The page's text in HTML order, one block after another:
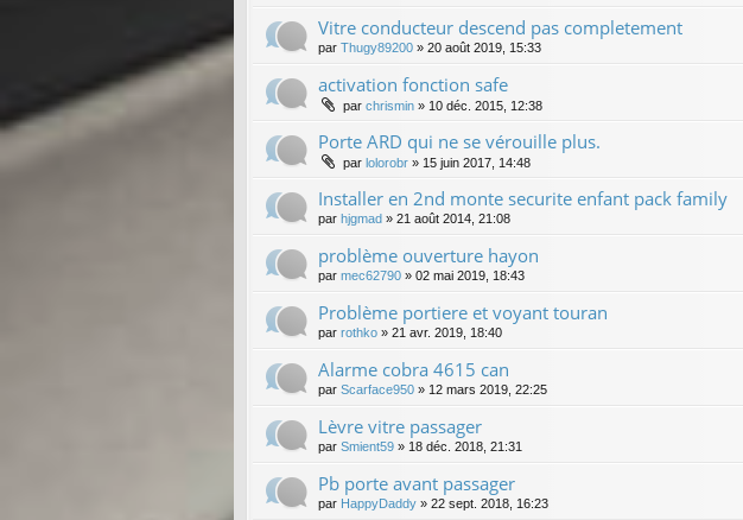
Vitre conducteur descend pas completement
par Thugy89200 » 20 août 2019, 15:33
activation fonction safe
par chrismin » 10 déc. 2015, 12:38
Porte ARD qui ne se vérouille plus.
par lolorobr » 15 juin 2017, 14:48
Installer en 2nd monte securite enfant pack family
par hjgmad » 21 août 2014, 21:08
problème ouverture hayon
par mec62790 » 02 mai 2019, 18:43
Problème portiere et voyant touran
par rothko » 21 avr. 2019, 18:40
Alarme cobra 4615 can
par Scarface950 » 12 mars 2019, 22:25
Lèvre vitre passager
par Smient59 » 18 déc. 2018, 21:31
Pb porte avant passager
par HappyDaddy » 22 sept. 2018, 16:23